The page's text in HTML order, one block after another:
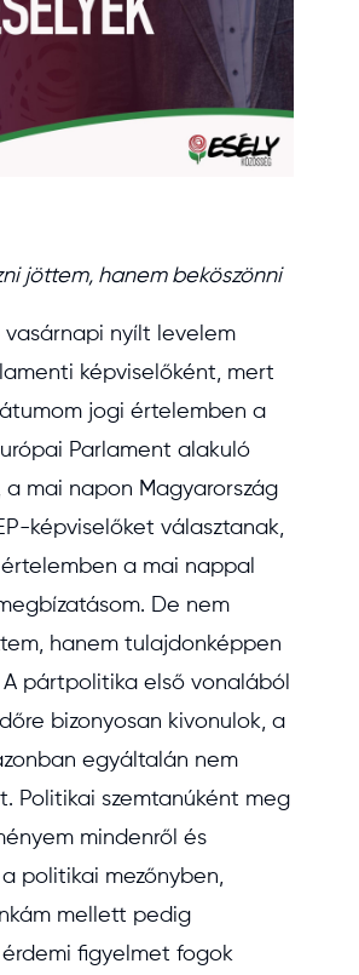
jöttem, hanem beköszönni
vasárnapi nyílt levelem
képviselőként, mert
jogi értelemben a
Parlament alakuló
mai napon Magyarország
képviselőket választanak,
a mai nappal
De nem
hanem tulajdonképpen
A pártpolitika első vonalából
bizonyosan kivonulok, a
egyáltalán nem
Politikai szemtanúként meg
mindenről és
politikai mezőnyben,
mellett pedig
figyelmet fogok